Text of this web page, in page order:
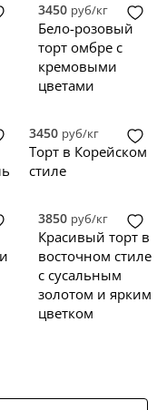
3450 руб/кг
Бело-розовый
торт омбре с
кремовыми
цветами
3450 руб/кг
Торт в Корейском
стиле
3850 руб/кг
Красивый торт в
восточном стиле
с сусальным
золотом и ярким
цветком